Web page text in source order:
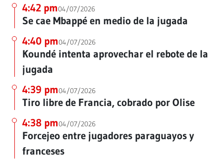
4:42 pm04/07/2026
Se cae Mbappé en medio de la jugada
4:40 pm04/07/2026
Koundé intenta aprovechar el rebote de la
jugada
4:39 pm04/07/2026
Tiro libre de Francia, cobrado por Olise
4:38 pm04/07/2026
Forcejeo entre jugadores paraguayos y
franceses